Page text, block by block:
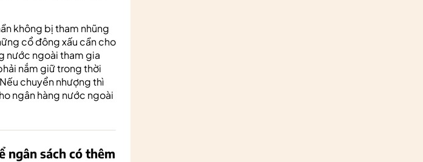
không bị tham nhũng
cổ đông xấu cần cho
nước ngoài tham gia
nắm giữ trong thời
chuyển nhượng thì
ngân hàng nước ngoài
ngân sách có thêm